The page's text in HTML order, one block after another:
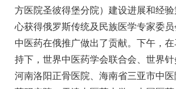
方医院圣彼得堡分院）建设进展和经
心获得俄罗斯传统及民族医学专家委
中医药在俄推广做出了贡献。下午，
持下，世界中医药学会联合会、世界针
河南洛阳正骨医院、海南省三亚市中